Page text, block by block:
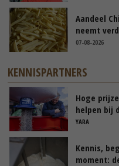
Aandeel
neemt
07-08-2026
KENNISPARTNERS
Hoge
helpen bij
YARA
Kennis,
moment: